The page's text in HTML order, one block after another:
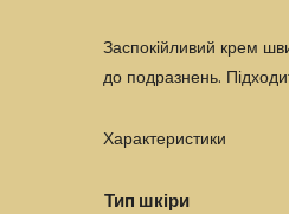
Заспокійливий крем
до подразнень.
Характеристики
Тип шкіри